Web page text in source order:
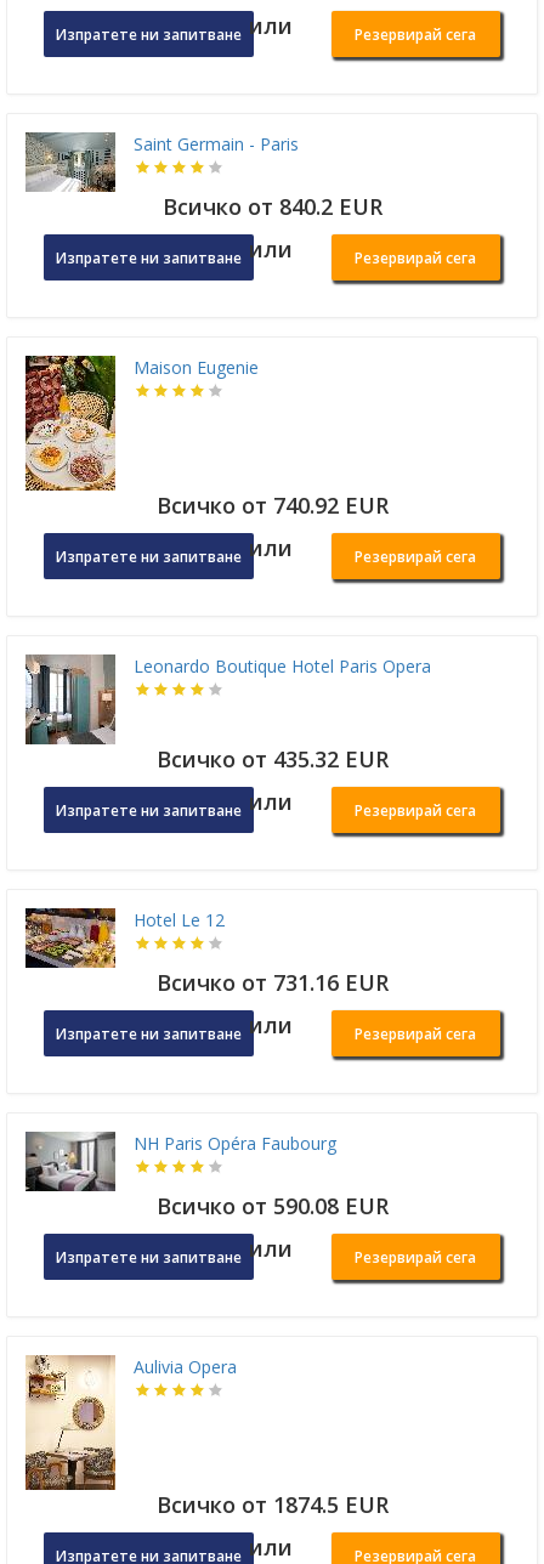
Изпратете ни запитване или Резервирай сега
Saint Germain - Paris
Всичко от 840.2 EUR
Изпратете ни запитване или Резервирай сега
Maison Eugenie
Всичко от 740.92 EUR
Изпратете ни запитване или Резервирай сега
Leonardo Boutique Hotel Paris Opera
Всичко от 435.32 EUR
Изпратете ни запитване или Резервирай сега
Hotel Le 12
Всичко от 731.16 EUR
Изпратете ни запитване или Резервирай сега
NH Paris Opéra Faubourg
Всичко от 590.08 EUR
Изпратете ни запитване или Резервирай сега
Aulivia Opera
Всичко от 1874.5 EUR
Изпратете ни запитване или Резервирай сега